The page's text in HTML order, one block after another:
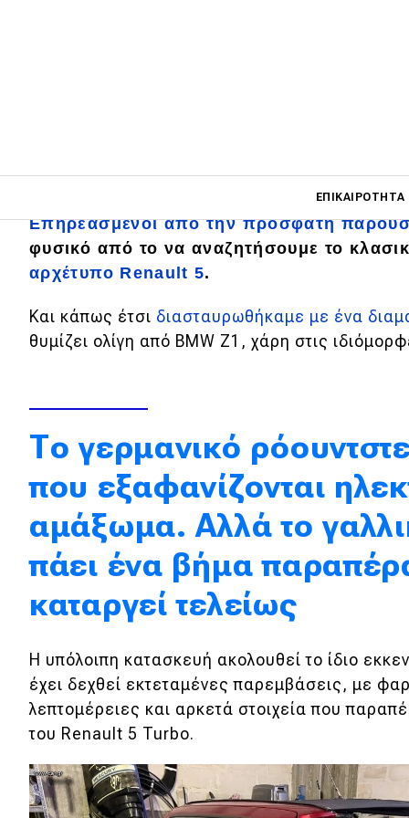
ΕΠΙΚΑΙΡΌΤΗΤΑ
Main navigation
Επικαιρότητα
Νέα μοντέλα
Τεχνολογία
Ασφάλεια
Αγορά
Απόψεις
Δοκιμή
Αποστολή
Χαζολόγημα στις αγγελίες, ποιος
Επηρεασμένοι από την πρόσφατη
φυσικό από το να αναζητήσουμε το
αρχέτυπο Renault 5.
Και κάπως έτσι διασταυρωθήκαμε με ένα
θυμίζει ολίγη από BMW Z1, χάρη στις
Το γερμανικό
που εξαφανίζονται
αμάξωμα. Αλλά το
πάει ένα βήμα
καταργεί τελείως
Η υπόλοιπη κατασκευή ακολουθεί το ίδιο
έχει δεχθεί εκτεταμένες παρεμβάσεις, με
λεπτομέρειες και αρκετά στοιχεία που
του Renault 5 Turbo.